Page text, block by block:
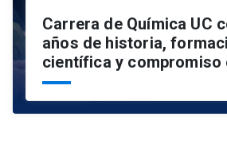
Carrera de Química UC
años de historia,
científica y compromiso